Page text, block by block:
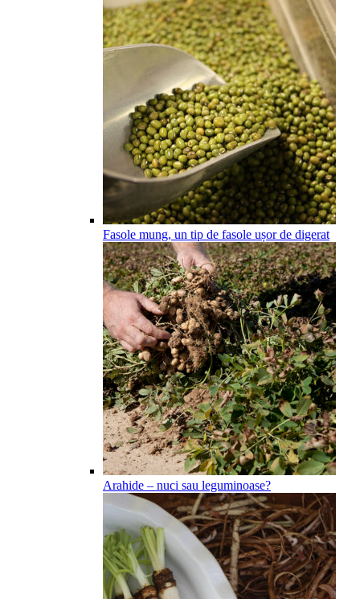
Fasole mung, un tip de fasole ușor de digerat
Arahide – nuci sau leguminoase?